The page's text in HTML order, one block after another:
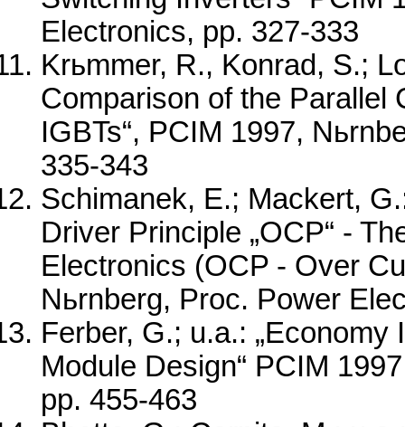
Electronics, pp. 327-333
Krьmmer, R., Konrad, S.;
Comparison of the Parallel
IGBTs“, PCIM 1997,
335-343
Schimanek, E.; Mackert,
Driver Principle „OCP“ -
Electronics (OCP - Over
Nьrnberg, Proc. Power
Ferber, G.; u.a.:
Module Design“ PCIM
pp. 455-463